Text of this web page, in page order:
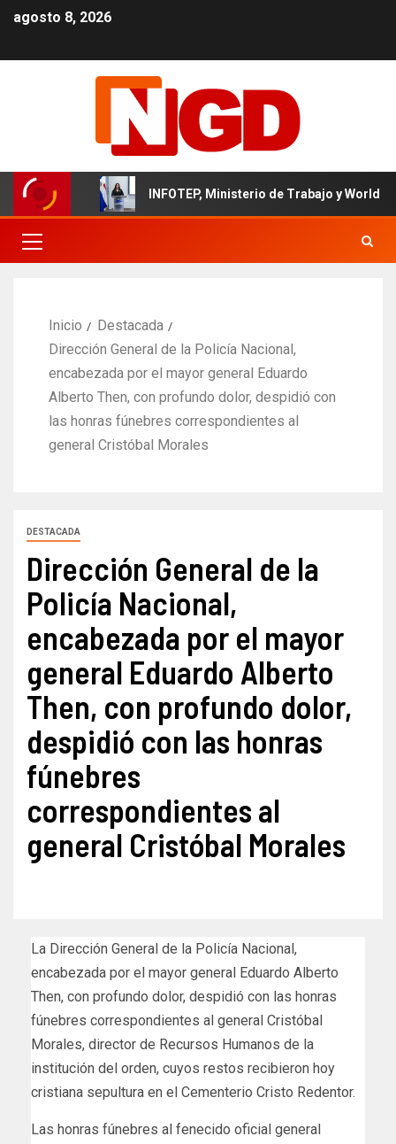
agosto 8, 2026
INFOTEP, Ministerio de Trabajo y World
Inicio
Destacada
Dirección General de la Policía Nacional,
encabezada por el mayor general Eduardo
Alberto Then, con profundo dolor, despidió con
las honras fúnebres correspondientes al
general Cristóbal Morales
DESTACADA
Dirección General de la
Policía Nacional,
encabezada por el mayor
general Eduardo Alberto
Then, con profundo dolor,
despidió con las honras
fúnebres
correspondientes al
general Cristóbal Morales
La Dirección General de la Policía Nacional,
encabezada por el mayor general Eduardo Alberto
Then, con profundo dolor, despidió con las honras
fúnebres correspondientes al general Cristóbal
Morales, director de Recursos Humanos de la
institución del orden, cuyos restos recibieron hoy
cristiana sepultura en el Cementerio Cristo Redentor.
Las honras fúnebres al fenecido oficial general